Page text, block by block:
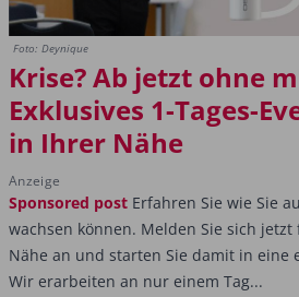
Foto: Deynique
Krise? Ab jetzt ohne
Exklusives 1-Tages-
in Ihrer Nähe
Anzeige
Sponsored post Erfahren Sie wie Sie
wachsen können. Melden Sie sich
Nähe an und starten Sie damit in eine
Wir erarbeiten an nur einem Tag...